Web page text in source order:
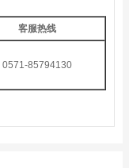
客服热线
0571-85794130